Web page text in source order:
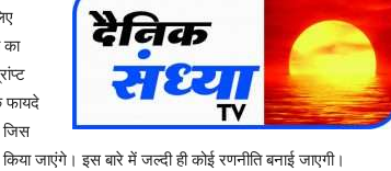
का
फायदे
जिस
जाएंगे। इस बारे में जल्दी ही कोई रणनीति बनाई जाएगी।